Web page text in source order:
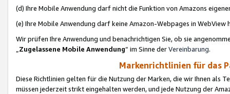
(d) Ihre Mobile Anwendung darf nicht die Funktion von Amazons
(e) Ihre Mobile Anwendung darf keine Amazon-Webpages in WebView
Wir prüfen Ihre Anwendung und benachrichtigen Sie, ob sie
„Zugelassene Mobile Anwendung“ im Sinne derVereinbarung.
Markenrichtlinien für das
Diese Richtlinien gelten für die Nutzung der Marken, die wir Ihnen als
müssen jederzeit strikt eingehalten werden, und jede Nutzung der